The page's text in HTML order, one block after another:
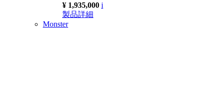
¥ 1,935,000 i
製品詳細
Monster